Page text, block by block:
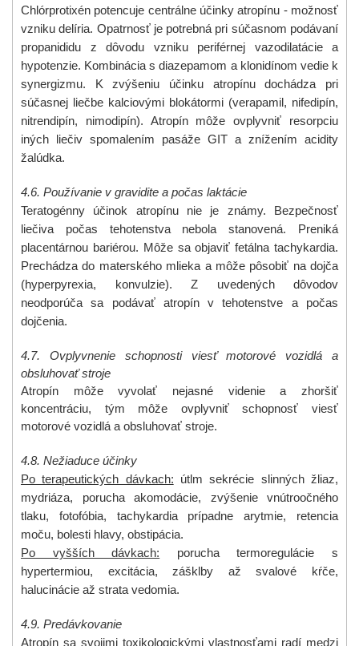
Chlórprotixén potencuje centrálne účinky atropínu - možnosť
vzniku delíria. Opatrnosť je potrebná pri súčasnom podávaní
propanididu z dôvodu vzniku periférnej vazodilatácie a
hypotenzie. Kombinácia s diazepamom a klonidínom vedie k
synergizmu. K zvýšeniu účinku atropínu dochádza pri
súčasnej liečbe kalciovými blokátormi (verapamil, nifedipín,
nitrendipín, nimodipín). Atropín môže ovplyvniť resorpciu
iných liečiv spomalením pasáže GIT a znížením acidity
žalúdka.
4.6. Používanie v gravidite a počas laktácie
Teratogénny účinok atropínu nie je známy. Bezpečnosť
liečiva počas tehotenstva
nebola stanovená. Preniká
placentárnou bariérou. Môže sa objaviť fetálna tachykardia.
Prechádza do materského mlieka a môže pôsobiť na dojča
(hyperpyrexia, konvulzie). Z uvedených dôvodov
neodporúča sa podávať atropín v tehotenstve
a počas
dojčenia.
4.7. Ovplyvnenie schopnosti viesť motorové vozidlá a
obsluhovať stroje
Atropín môže vyvolať nejasné videnie a zhoršiť
koncentráciu, tým môže ovplyvniť schopnosť viesť
motorové vozidlá a obsluhovať stroje.
4.8. Nežiaduce účinky
Po terapeutických dávkach:
útlm sekrécie slinných žliaz,
mydriáza, porucha akomodácie, zvýšenie vnútroočného
tlaku, fotofóbia, tachykardia prípadne arytmie, retencia
moču, bolesti hlavy, obstipácia.
Po vyšších dávkach:
porucha
termoregulácie s
hypertermiou, excitácia, zášklby až svalové kŕče,
halucinácie až strata vedomia.
4.9. Predávkovanie
Atropín sa svojimi toxikologickými vlastnosťami radí medzi